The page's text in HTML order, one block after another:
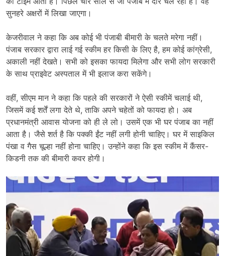
सुनहरे अक्षरों में लिखा जाएगा।
केजरीवाल ने कहा कि अब कोई भी पंजाबी बीमारी के चलते मरेगा नहीं।
पंजाब सरकार द्वारा लाई गई स्कीम हर किसी के लिए है, हम कोई कांग्रेसी,
अकाली नहीं देखते। सभी को इसका फायदा मिलेगा और सभी लोग सरकारी
के साथ प्राइवेट अस्पताल में भी इलाज करा सकेंगे।
वहीं, सीएम मान ने कहा कि पहले की सरकारों ने ऐसी स्कीमें चलाई थी,
जिसमें कई शर्तें लगा देते थे, ताकि अपने चहेतों को फायदा हो। अब
प्रधानमंत्री आवास योजना को ही ले लो। उसमें एक भी घर पंजाब का नहीं
आता है। जैसे शर्त है कि पक्की ईंट नहीं लगी होनी चाहिए। घर में साइकिल
पंखा व गैस चूल्हा नहीं होना चाहिए। उन्होंने कहा कि इस स्कीम में कैंसर-
किडनी तक की बीमारी कवर होगी।